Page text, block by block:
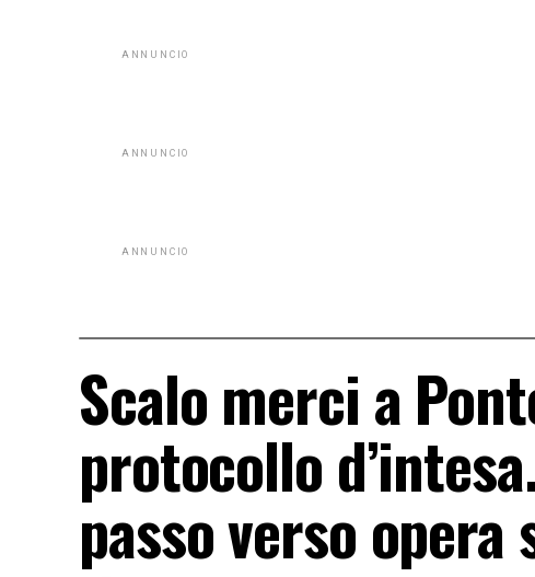
ANNUNCIO
ANNUNCIO
ANNUNCIO
Scalo merci a
protocollo
passo verso opera